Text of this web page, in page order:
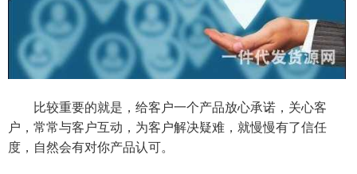
比较重要的就是，给客户一个产品放心承诺，关心客
户，常常与客户互动，为客户解决疑难，就慢慢有了信任
度，自然会有对你产品认可。